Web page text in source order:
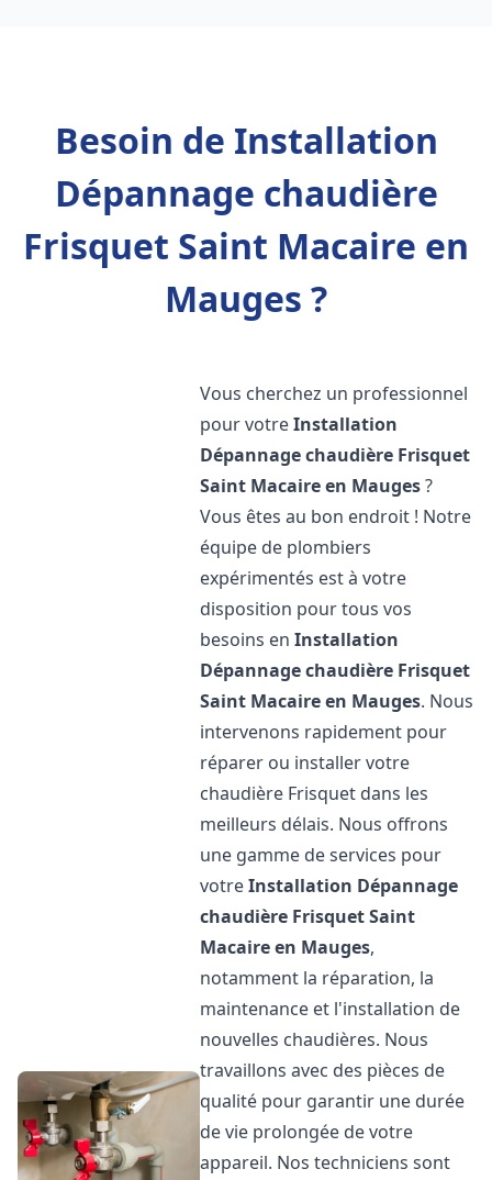
Besoin de Installation
Dépannage chaudière
Frisquet Saint Macaire en
Mauges ?
Vous cherchez un professionnel
pour votreInstallation
Dépannage chaudière Frisquet
Saint Macaire en Mauges?
Vous êtes au bon endroit ! Notre
équipe de plombiers
expérimentés est à votre
disposition pour tous vos
besoins enInstallation
Dépannage chaudière Frisquet
Saint Macaire en Mauges. Nous
intervenons rapidement pour
réparer ou installer votre
chaudière Frisquet dans les
meilleurs délais. Nous offrons
une gamme de services pour
votreInstallation Dépannage
chaudière FrisquetSaint
Macaire en Mauges,
notamment la réparation, la
maintenance et l'installation de
nouvelles chaudières. Nous
travaillons avec des pièces de
qualité pour garantir une durée
de vie prolongée de votre
appareil. Nos techniciens sont